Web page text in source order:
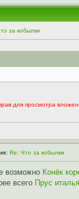
за кобылки
для просмотра
Re: Что за кобылки
возможно Конёк
всего Прус